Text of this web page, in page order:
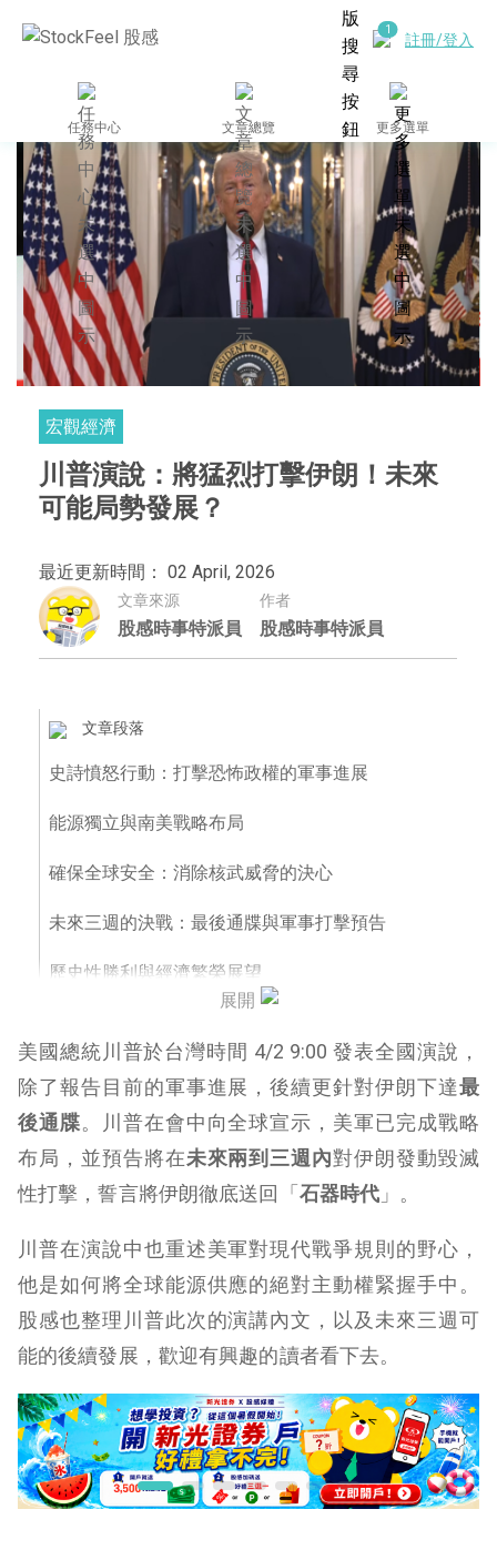
註冊/登入
任務中心 文章總覽 更多選單
宏觀經濟
川普演說：將猛烈打擊伊朗！未來
可能局勢發展？
最近更新時間： 02 April, 2026
文章來源
股感時事特派員
作者
股感時事特派員
文章段落
史詩憤怒行動：打擊恐怖政權的軍事進展
能源獨立與南美戰略布局
確保全球安全：消除核武威脅的決心
未來三週的決戰：最後通牒與軍事打擊預告
歷史性勝利與經濟繁榮展望
展開
美國總統川普於台灣時間 4/2 9:00 發表全國演說，
除了報告目前的軍事進展，後續更針對伊朗下達最
後通牒。川普在會中向全球宣示，美軍已完成戰略
布局，並預告將在未來兩到三週內對伊朗發動毀滅
性打擊，誓言將伊朗徹底送回「 石器時代 」。
川普在演說中也重述美軍對現代戰爭規則的野心，
他是如何將全球能源供應的絕對主動權緊握手中。
股感也整理川普此次的演講內文，以及未來三週可
能的後續發展，歡迎有興趣的讀者看下去。